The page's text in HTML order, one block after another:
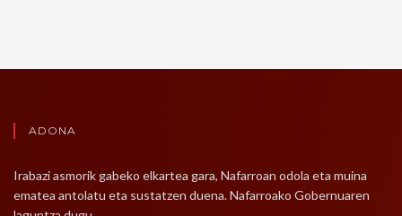
ADONA
Irabazi asmorik gabeko elkartea gara, Nafarroan odola eta muina
ematea antolatu eta sustatzen duena. Nafarroako Gobernuaren